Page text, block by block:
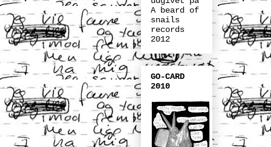
A beard of
snails
records
2012
GO-CARD
2010